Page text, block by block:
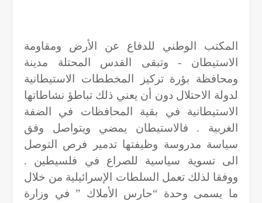
المكتب الوطني للدفاع عن الأرض ومقاومة
الاستيطان - وتبقى القدس المحتلة مدينة
ومحافظة بؤرة تركيز المخططات الاستيطانية
لدولة الاحتلال دون أن يعني ذلك تباطؤ نشاطاتها
الاستيطانية في بقية المحافظات في الضفة
الغربية . فالاستيطان يمضي ويتواصل وفق
سياسة مدروسة وظيفتها تدمير فرص التوصل
الى تسوية سياسية للصراع في فلسيطين .
ووفقا لذلك تعمل السلطات الإسرائيلية من خلال
ما يسمى وحدة “حارس الأملاك ” في وزارة